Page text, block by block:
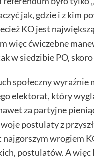
jak, gdzie i z kim
KO jest
więc ćwiczebne
w siedzibie PO,
społeczny wyraźnie
elektorat, który
za partyjne
postulaty z
najgorszym wrogiem
postulatów. A